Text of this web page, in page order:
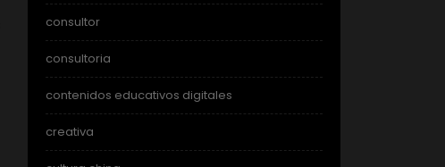
consultor
consultoria
contenidos educativos digitales
creativa